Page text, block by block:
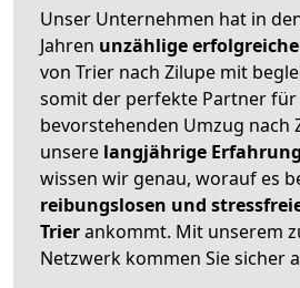
Unser Unternehmen hat in
Jahren unzählige
von Trier nach Zilupe mit
somit der perfekte Partner
bevorstehenden Umzug nach
unsere langjährige Erfahrung
wissen wir genau, worauf es
reibungslosen und
Trierankommt. Mit unserem
Netzwerk kommen Sie sicher